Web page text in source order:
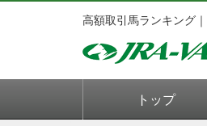
高額取引馬ランキング
トップ